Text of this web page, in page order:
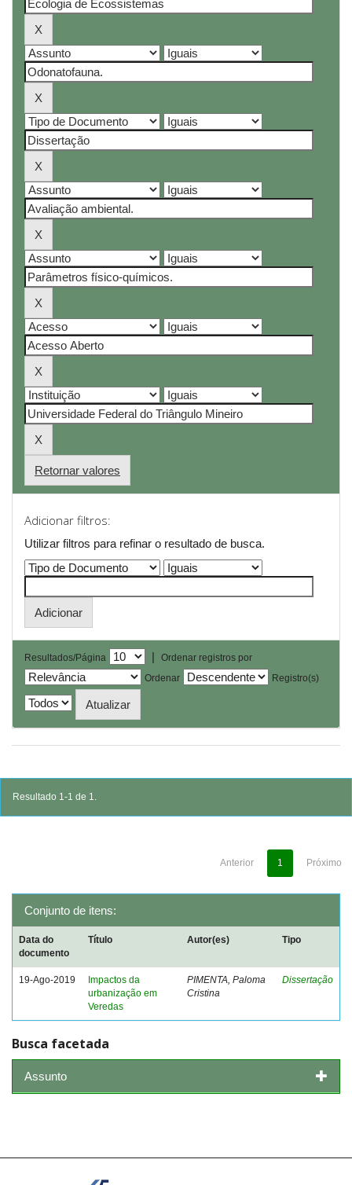
Retornar valores
Adicionar filtros:
Utilizar filtros para refinar o resultado de busca.
Resultados/Página |
Ordenar registros por
Ordenar
Registro(s)
Resultado 1-1 de 1.
Anterior 1 Próximo
Conjunto de itens:
Data do
documento
Título Autor(es) Tipo
19-Ago-2019
Impactos da
urbanização em
Veredas
PIMENTA, Paloma
Cristina
Dissertação
Busca facetada
Assunto